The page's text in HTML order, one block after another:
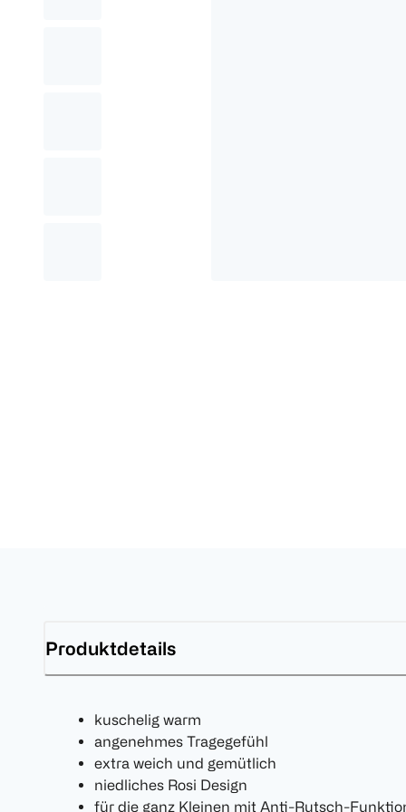
Produktdetails
kuschelig warm
angenehmes Tragegefühl
extra weich und gemütlich
niedliches Rosi Design
für die ganz Kleinen mit Anti-Rutsch-